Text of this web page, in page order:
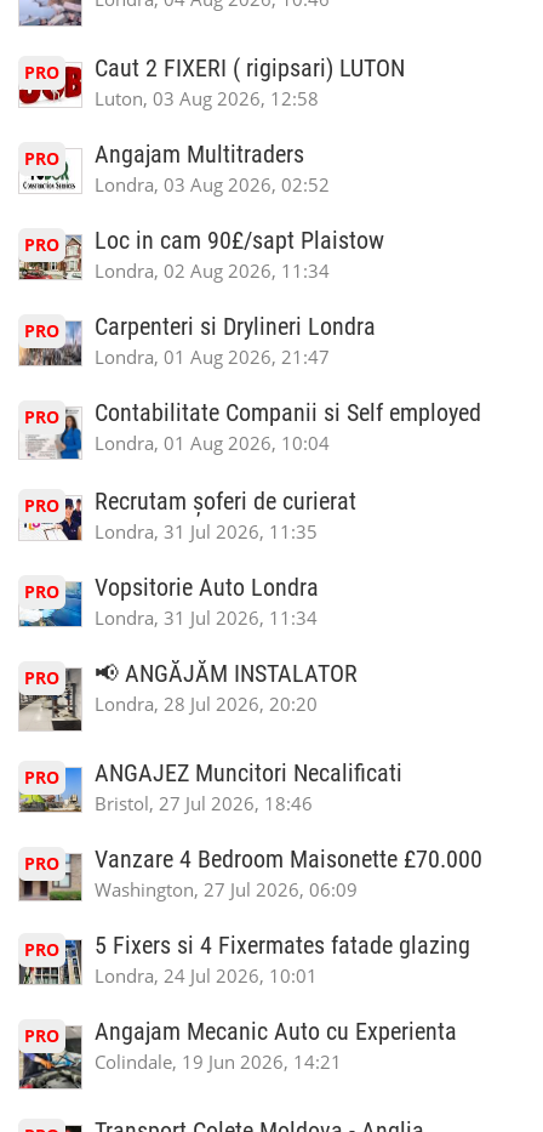
PRO Caut 2 FIXERI ( rigipsari) LUTON
Luton, 03 Aug 2026, 12:58
PRO Angajam Multitraders
Londra, 03 Aug 2026, 02:52
PRO Loc in cam 90£/sapt Plaistow
Londra, 02 Aug 2026, 11:34
PRO Carpenteri si Drylineri Londra
Londra, 01 Aug 2026, 21:47
PRO Contabilitate Companii si Self employed
Londra, 01 Aug 2026, 10:04
PRO Recrutam șoferi de curierat
Londra, 31 Jul 2026, 11:35
PRO Vopsitorie Auto Londra
Londra, 31 Jul 2026, 11:34
PRO 📢 ANGĂJĂM INSTALATOR
Londra, 28 Jul 2026, 20:20
PRO ANGAJEZ Muncitori Necalificati
Bristol, 27 Jul 2026, 18:46
PRO Vanzare 4 Bedroom Maisonette £70.000
Washington, 27 Jul 2026, 06:09
PRO 5 Fixers si 4 Fixermates fatade glazing
Londra, 24 Jul 2026, 10:01
PRO Angajam Mecanic Auto cu Experienta
Colindale, 19 Jun 2026, 14:21